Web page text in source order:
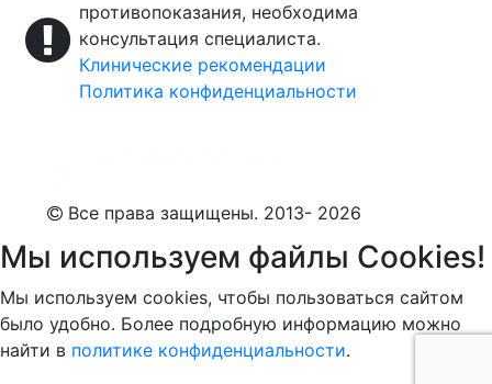
противопоказания, необходима
консультация специалиста.
Клинические рекомендации
Политика конфиденциальности
Все права защищены. 2013- 2026
Мы используем файлы Cookies!
Мы используем cookies, чтобы пользоваться сайтом
было удобно. Более подробную информацию можно
найти в политике конфиденциальности.